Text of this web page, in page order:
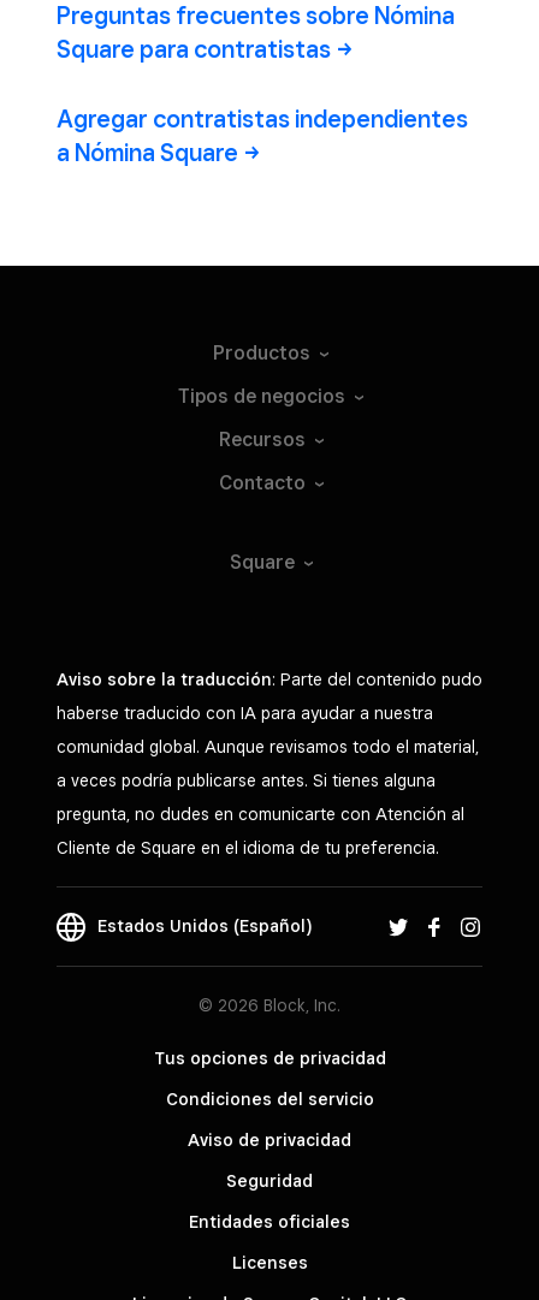
Preguntas frecuentes sobre Nómina
Square para contratistas
Agregar contratistas independientes
a Nómina Square
Productos
Tipos de negocios
Recursos
Contacto
Square
Aviso sobre la traducción: Parte del contenido pudo
haberse traducido con IA para ayudar a nuestra
comunidad global. Aunque revisamos todo el material,
a veces podría publicarse antes. Si tienes alguna
pregunta, no dudes en comunicarte con Atención al
Cliente de Square en el idioma de tu preferencia.
Estados Unidos (Español)
© 2026 Block, Inc.
Tus opciones de privacidad
Condiciones del servicio
Aviso de privacidad
Seguridad
Entidades oficiales
Licenses